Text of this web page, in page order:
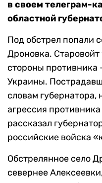
в своем телеграм-
областной
Под обстрел попали
Дроновка. Старовойт
стороны противника
Украины.
словам губернатора,
агрессия
рассказал
российские войска
Обстрелянное село
севернее